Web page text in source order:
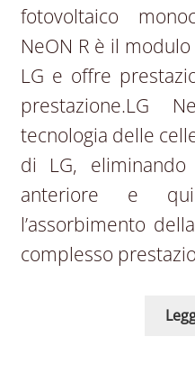
fotovoltaico
NeON R è il
LG e offre
prestazione.LG
tecnologia delle
di LG,
anteriore e
l’assorbimento
complesso